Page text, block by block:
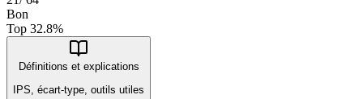
Bon
Top 32.8%
Définitions et explications
IPS, écart-type, outils utiles